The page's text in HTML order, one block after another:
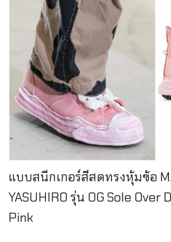
แบบสนีกเกอร์สีสดทรงหุ้มข้อ
YASUHIRO รุ่น OG Sole
Pink